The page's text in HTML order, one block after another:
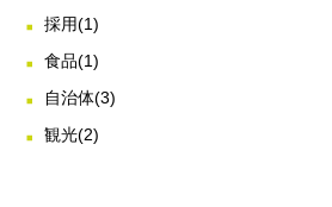
採用(1)
食品(1)
自治体(3)
観光(2)